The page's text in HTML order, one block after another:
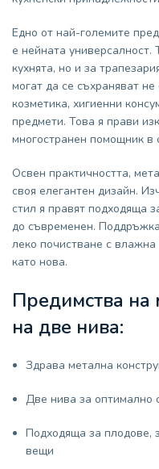
Едно от най-големите
е нейната
кухнята, но и за
могат да се съхраняват
козметика, хигиенни
предмети. Това я прави
многостранен помощник в
Освен практичността,
своя елегантен дизайн.
стил я правят подходяща
до съвременен.
леко почистване с
като нова.
Предимства на
на две нива:
Здрава метална
Две нива за оптимално
Подходяща за плодове,
вещи